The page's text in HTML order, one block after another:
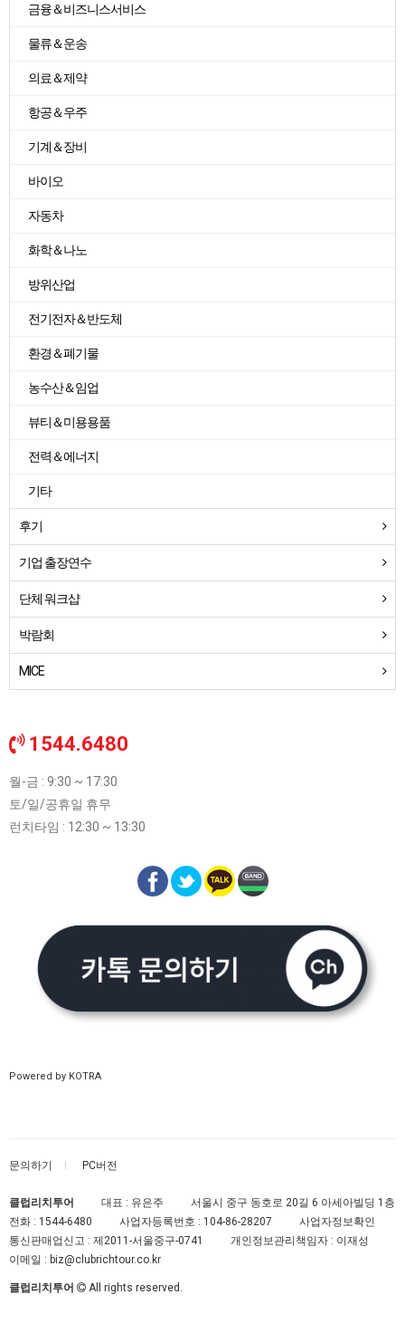
금융＆비즈니스서비스
물류＆운송
의료＆제약
항공＆우주
기계＆장비
바이오
자동차
화학＆나노
방위산업
전기전자＆반도체
환경＆폐기물
농수산＆임업
뷰티＆미용용품
전력＆에너지
기타
후기
기업 출장연수
단체 워크샵
박람회
MICE
1544.6480
월-금 : 9:30 ~ 17:30
토/일/공휴일 휴무
런치타임 : 12:30 ~ 13:30
Powered by KOTRA
문의하기 PC버전
클럽리치투어 대표 : 유은주
서울시 중구 동호로 20길 6 아세아빌딩 1층
전화 : 1544-6480 사업자등록번호 : 104-86-28207
사업자정보확인
통신판매업신고 : 제2011-서울중구-0741
개인정보관리책임자 : 이재성
이메일 : biz@clubrichtour.co.kr
클럽리치투어 All rights reserved.